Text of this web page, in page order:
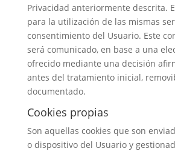
Privacidad anteriormente descrita.
para la utilización de las mismas
consentimiento del Usuario. Este
será comunicado, en base a una
ofrecido mediante una decisión
antes del tratamiento inicial,
documentado.
Cookies propias
Son aquellas cookies que son
o dispositivo del Usuario y